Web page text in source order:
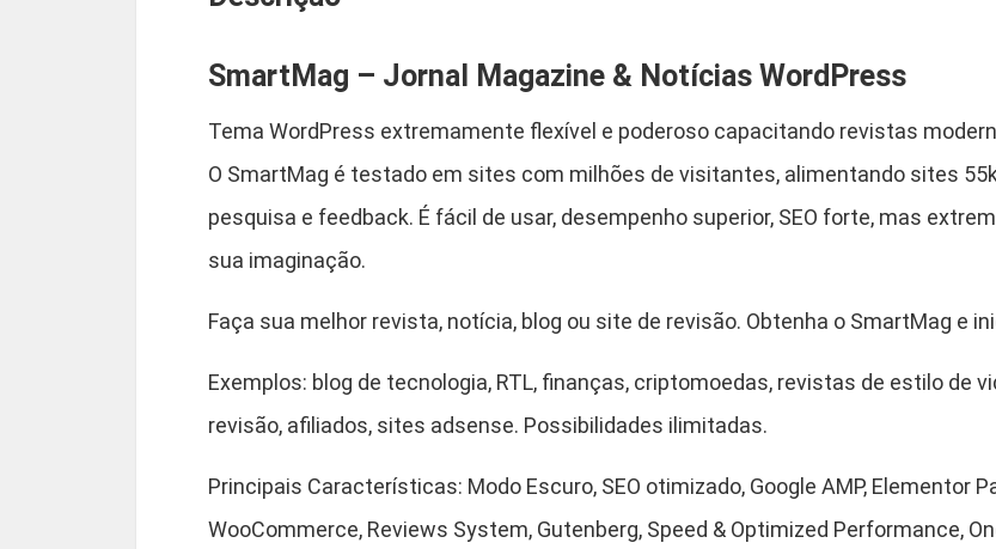
5
9
9
0
l
g
a
&
c
SmartMag – Jornal Magazine & Notícias WordPress
Tema WordPress extremamente flexível e poderoso capacitando revistas
O SmartMag é testado em sites com milhões de visitantes, alimentando sites
pesquisa e feedback. É fácil de usar, desempenho superior, SEO forte, mas
sua imaginação.
Faça sua melhor revista, notícia, blog ou site de revisão. Obtenha o SmartMag e
Exemplos: blog de tecnologia, RTL, finanças, criptomoedas, revistas de estilo de
revisão, afiliados, sites adsense. Possibilidades ilimitadas.
Principais Características: Modo Escuro, SEO otimizado, Google AMP, Elementor
WooCommerce, Reviews System, Gutenberg, Speed & Optimized Performance,